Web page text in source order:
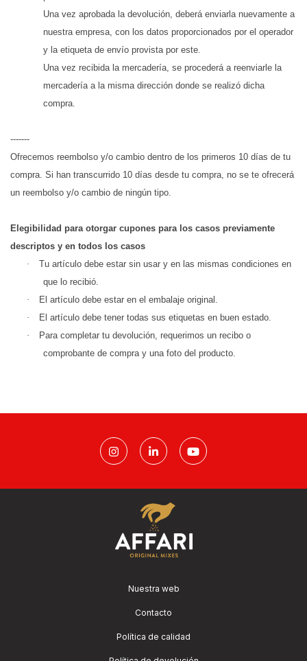
Una vez aprobada la devolución, deberá enviarla nuevamente a
nuestra empresa, con los datos proporcionados por el operador
y la etiqueta de envío provista por este.
Una vez recibida la mercadería, se procederá a reenviarle la
mercadería a la misma dirección donde se realizó dicha
compra.
-------
Ofrecemos reembolso y/o cambio dentro de los primeros 10 días de tu
compra. Si han transcurrido 10 días desde tu compra, no se te ofrecerá
un reembolso y/o cambio de ningún tipo.
Elegibilidad para otorgar cupones para los casos previamente
descriptos y en todos los casos
·
Tu artículo debe estar sin usar y en las mismas condiciones en
que lo recibió.
·
El artículo debe estar en el embalaje original.
·
El artículo debe tener todas sus etiquetas en buen estado.
·
Para completar tu devolución, requerimos un recibo o
comprobante de compra y una foto del producto.
Nuestra web
Contacto
Política de calidad